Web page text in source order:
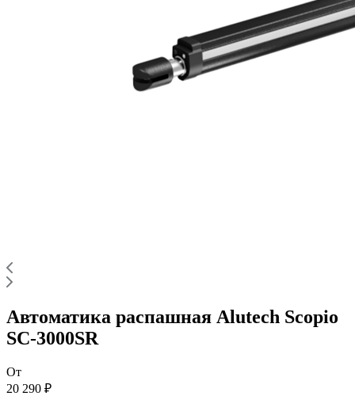
Автоматика распашная Alutech Scopio
SC-3000SR
От
20 290 ₽